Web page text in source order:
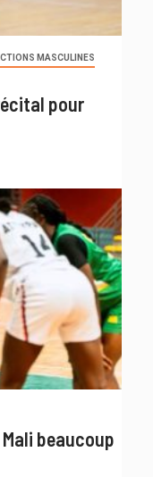
MASCULINES
pour
beaucoup